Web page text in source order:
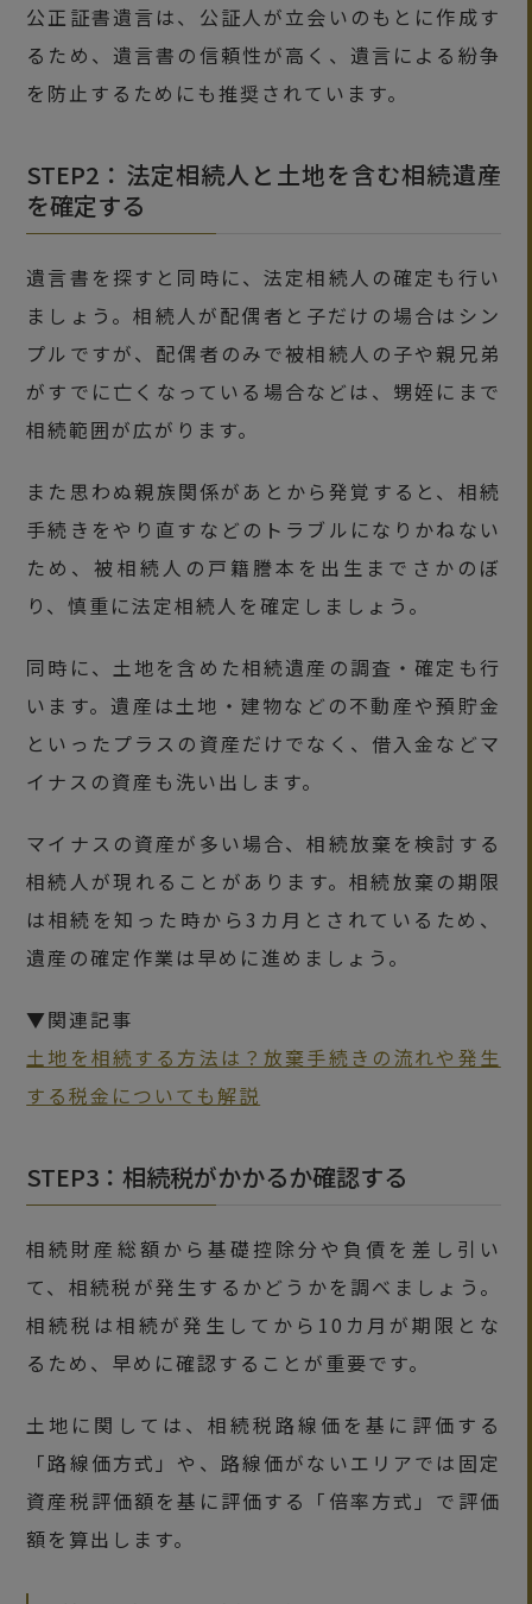
公正証書遺言は、公証人が立会いのもとに作成す
るため、遺言書の信頼性が高く、遺言による紛争
を防止するためにも推奨されています。
STEP2：法定相続人と土地を含む相続遺産
を確定する
遺言書を探すと同時に、法定相続人の確定も行い
ましょう。相続人が配偶者と子だけの場合はシン
プルですが、配偶者のみで被相続人の子や親兄弟
がすでに亡くなっている場合などは、甥姪にまで
相続範囲が広がります。
また思わぬ親族関係があとから発覚すると、相続
手続きをやり直すなどのトラブルになりかねない
ため、被相続人の戸籍謄本を出生までさかのぼ
り、慎重に法定相続人を確定しましょう。
同時に、土地を含めた相続遺産の調査・確定も行
います。遺産は土地・建物などの不動産や預貯金
といったプラスの資産だけでなく、借入金などマ
イナスの資産も洗い出します。
マイナスの資産が多い場合、相続放棄を検討する
相続人が現れることがあります。相続放棄の期限
は相続を知った時から3カ月とされているため、
遺産の確定作業は早めに進めましょう。
▼関連記事
土地を相続する方法は？放棄手続きの流れや発生
する税金についても解説
STEP3：相続税がかかるか確認する
相続財産総額から基礎控除分や負債を差し引い
て、相続税が発生するかどうかを調べましょう。
相続税は相続が発生してから10カ月が期限とな
るため、早めに確認することが重要です。
土地に関しては、相続税路線価を基に評価する
「路線価方式」や、路線価がないエリアでは固定
資産税評価額を基に評価する「倍率方式」で評価
額を算出します。